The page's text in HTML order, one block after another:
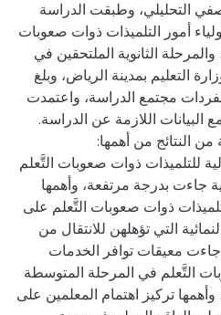
التحليلي، وطبقت الدراسة
أمور التلميذات ذوات صعوبات
الثانوية الملتحقين في
التعليم بمدينة الرياض، وبلغ
من مفردات مجتمع الدراسة، واعتمدت
للتلميذات ذوات صعوبات التَّعلم
جاءت بدرجة مرتفعة، وأهمها
ذوات صعوبات التَّعلم على
التي تؤهلهن للانتقال من
معيقات توافر الخدمات
التَّعلم في المرحلة المتوسطة
تركيز اهتمام المعلمين على